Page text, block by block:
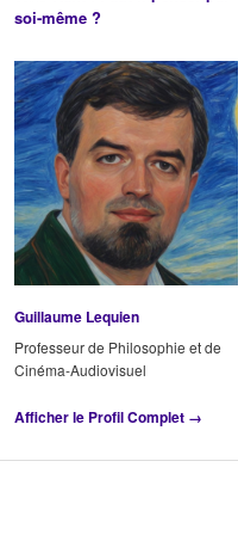
soi-même ?
Guillaume Lequien
Professeur de Philosophie et de
Cinéma-Audiovisuel
Afficher le Profil Complet →